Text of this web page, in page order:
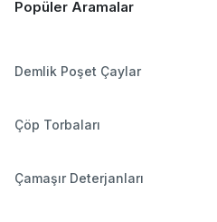
Popüler Aramalar
Demlik Poşet Çaylar
Çöp Torbaları
Çamaşır Deterjanları